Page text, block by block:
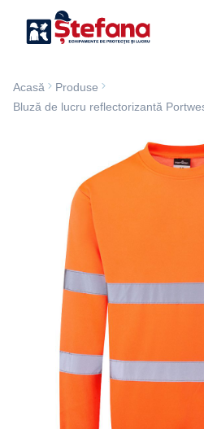
Acasă
Produse
Bluză de lucru reflectorizantă